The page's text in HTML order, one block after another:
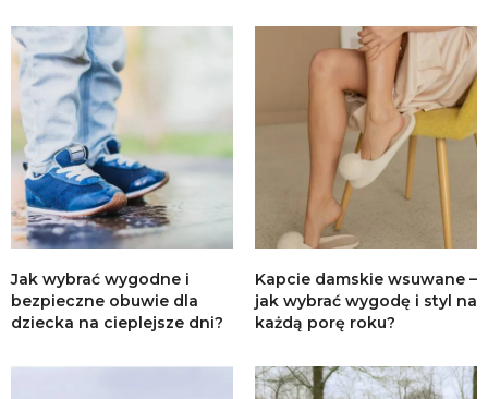
Jak wybrać wygodne i
bezpieczne obuwie dla
dziecka na cieplejsze dni?
Kapcie damskie wsuwane –
jak wybrać wygodę i styl na
każdą porę roku?